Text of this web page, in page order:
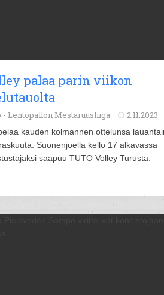
palaa parin viikon
- Lentopallon Mestaruusliiga 2.11.2023
kauden kolmannen ottelunsa
Suonenjoella kello 17 alkavassa
saapuu TUTO Volley Turusta.